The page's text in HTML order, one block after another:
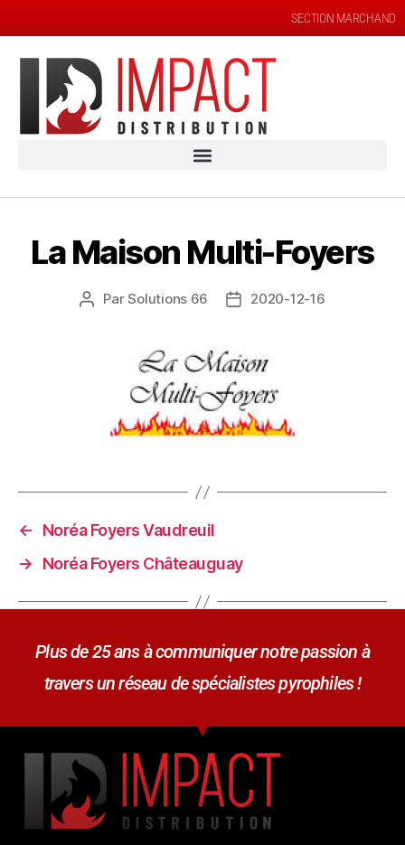
SECTION MARCHAND
La Maison Multi-Foyers
ParSolutions 66 2020-12-16
←
Noréa Foyers Vaudreuil
→
Noréa Foyers Châteauguay
Plus de 25 ans à communiquer notre passion à
travers un réseau de spécialistes pyrophiles !